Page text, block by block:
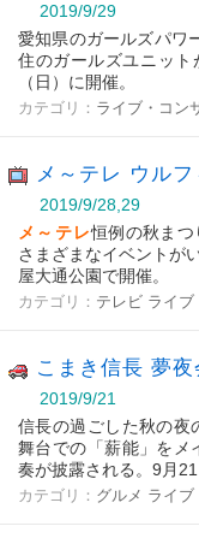
2019/9/29
愛知県のガールズパワ
住のガールズユニット
（日）に開催。
カテゴリ： ライブ・コン
メ～テレ ウル
2019/9/28,29
メ～テレ恒例の秋まつ
さまざまなイベントが
屋大通公園で開催。
カテゴリ： テレビ ライブ
こまき信長 夢
2019/9/21
信長の過ごした秋の夜
舞台での「薪能」をメ
奏が披露される。9月
カテゴリ： グルメ ライブ